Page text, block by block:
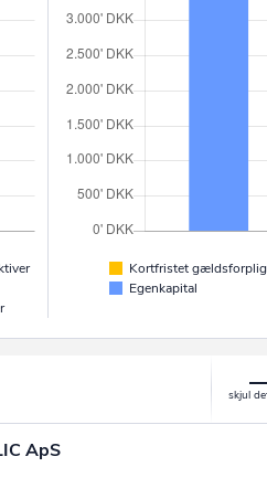
Kortfristet
Egenkapital
ApS